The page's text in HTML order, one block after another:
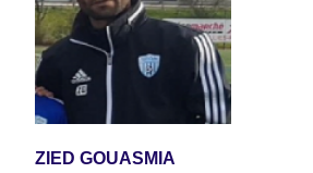
ZIED GOUASMIA